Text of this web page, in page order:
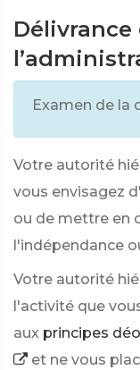
Examen de la
Votre autorité
vous envisagez
ou de mettre en
l'indépendance
Votre autorité
l'activité que
aux principes
et ne vous